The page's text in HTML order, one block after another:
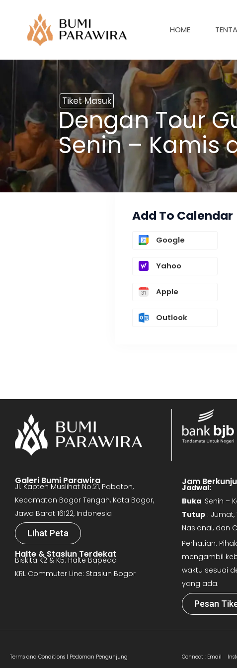
konten
HOME
Tiket Masuk
Dengan Tour
Senin – Kamis
Add To Calendar
Google
Yahoo
Apple
Outlook
Galeri Bumi Parawira
Jl. Kapten Muslihat No.21, Pabaton,
Kecamatan Bogor Tengah, Kota Bogor,
Jawa Barat 16122, Indonesia
Lihat Peta
Halte & Stasiun Terdekat
Biskita K2 & K5: Halte Bapeda
KRL Commuter Line: Stasiun Bogor
Jam
Jadwal:
Buka: Senin –
Tutup :
Nasional, dan
Perhatian:
mengambil
waktu sesuai
yang ada.
Pesan
Terms and Conditions | Pedoman Pengunjung Connect : Email